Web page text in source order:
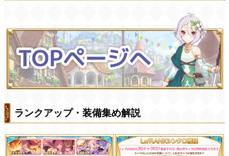
ランクアップ・装備集め解説